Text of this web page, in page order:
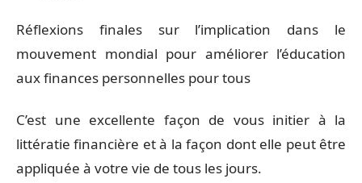
Réflexions finales sur l’implication dans le
mouvement mondial pour améliorer l’éducation
aux finances personnelles pour tous
C’est une excellente façon de vous initier à la
littératie financière et à la façon dont elle peut être
appliquée à votre vie de tous les jours.